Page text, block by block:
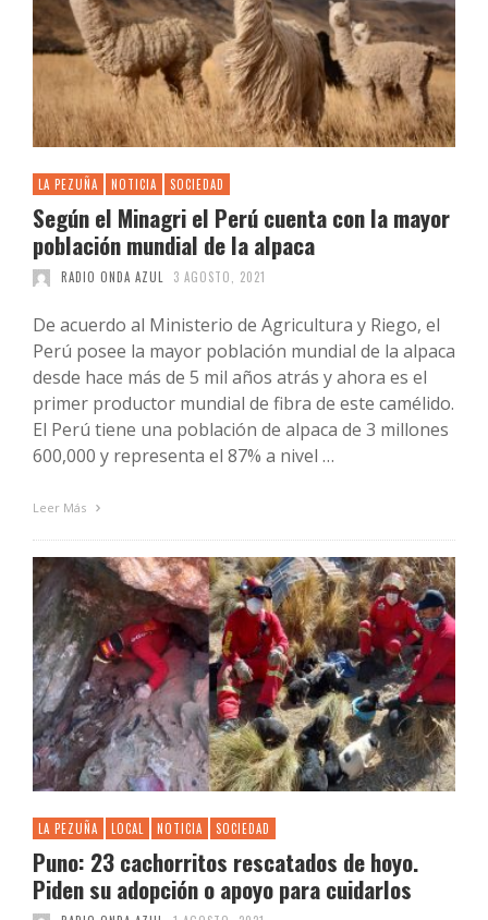
LA PEZUÑA NOTICIA SOCIEDAD
Según el Minagri el Perú cuenta con la mayor
población mundial de la alpaca
RADIO ONDA AZUL 3 AGOSTO, 2021
De acuerdo al Ministerio de Agricultura y Riego, el
Perú posee la mayor población mundial de la alpaca
desde hace más de 5 mil años atrás y ahora es el
primer productor mundial de fibra de este camélido.
El Perú tiene una población de alpaca de 3 millones
600,000 y representa el 87% a nivel …
Leer Más
LA PEZUÑA LOCAL NOTICIA SOCIEDAD
Puno: 23 cachorritos rescatados de hoyo.
Piden su adopción o apoyo para cuidarlos